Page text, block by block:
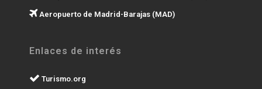
Aeropuerto de Madrid-Barajas (MAD)
Enlaces de interés
Turismo.org